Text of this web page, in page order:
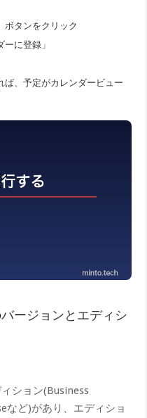
ボタンをクリック
に登録」
ば、予定がカレンダービュー
ージョンとエディシ
ション(Business
ど)があり、エディショ